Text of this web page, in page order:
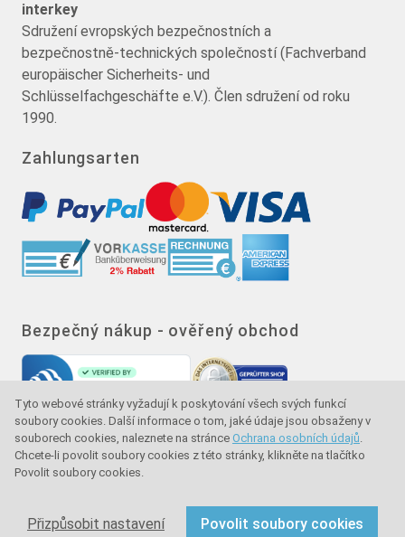
Tyto webové stránky vyžadují k poskytování všech svých funkcí
soubory cookies. Další informace o tom, jaké údaje jsou obsaženy v
souborech cookies, naleznete na stránce Ochrana osobních údajů.
Chcete-li povolit soubory cookies z této stránky, klikněte na tlačítko
Povolit soubory cookies.
Přizpůsobit nastavení Povolit soubory cookies
interkey
Sdružení evropských bezpečnostních a
bezpečnostně-technických společností (Fachverband
europäischer Sicherheits- und
Schlüsselfachgeschäfte e.V.). Člen sdružení od roku
1990.
Zahlungsarten
Bezpečný nákup - ověřený obchod
Značka kvality - ochrana kupujícího - ochrana